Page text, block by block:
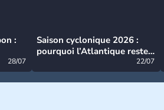
:
28/07
Saison cyclonique 2026 :
pourquoi l’Atlantique reste
22/07